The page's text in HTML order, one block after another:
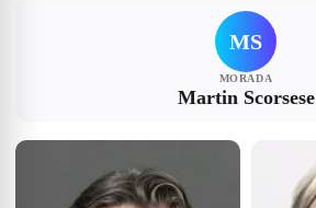
MS
MORADA
Martin Scorsese